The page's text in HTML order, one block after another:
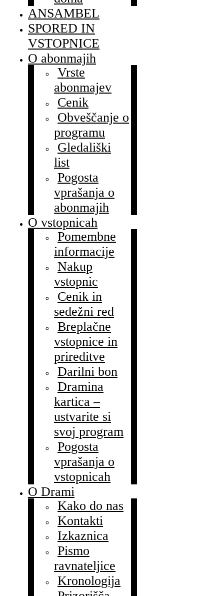
ANSAMBEL
SPORED IN
VSTOPNICE
O abonmajih
Vrste
abonmajev
Cenik
Obveščanje o
programu
Gledališki
list
Pogosta
vprašanja o
abonmajih
O vstopnicah
Pomembne
informacije
Nakup
vstopnic
Cenik in
sedežni red
Breplačne
vstopnice in
prireditve
Darilni bon
Dramina
kartica –
ustvarite si
svoj program
Pogosta
vprašanja o
vstopnicah
O Drami
Kako do nas
Kontakti
Izkaznica
Pismo
ravnateljice
Kronologija